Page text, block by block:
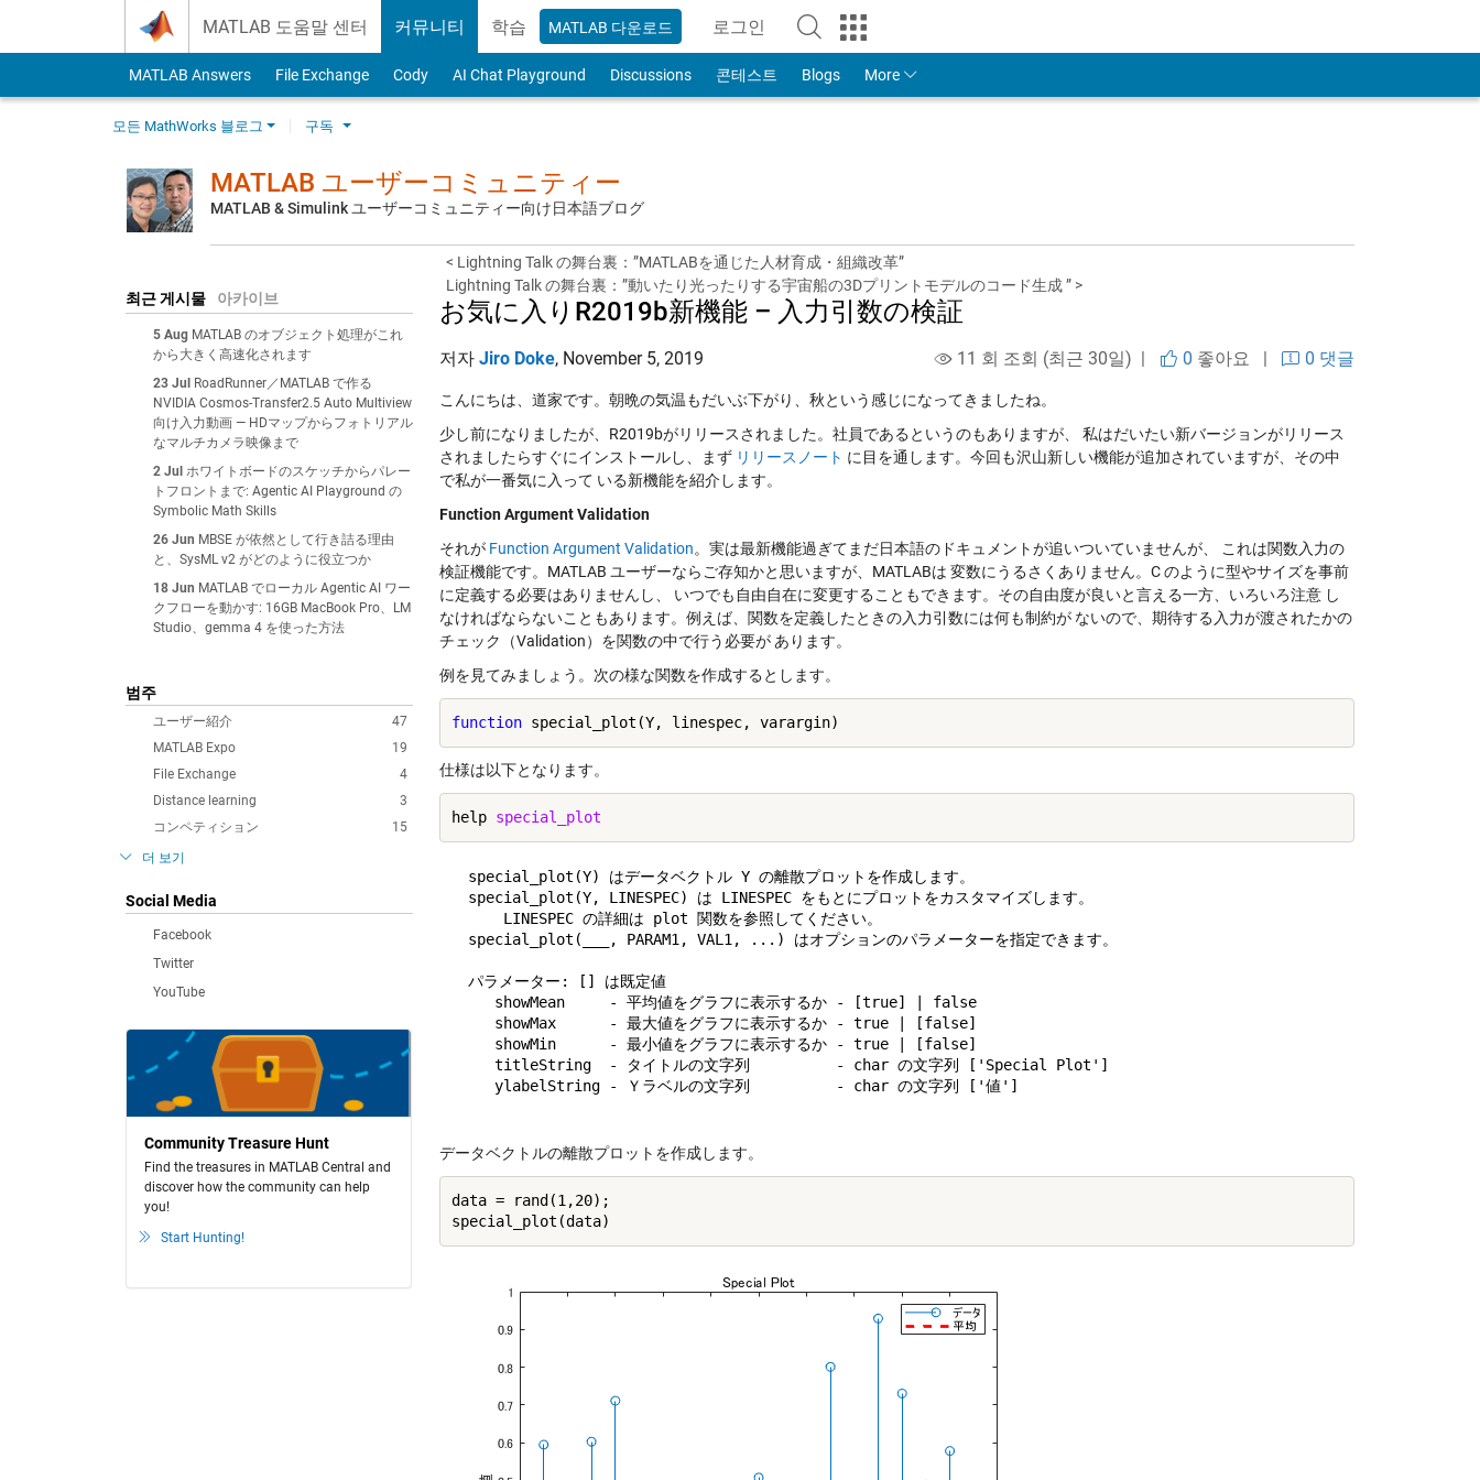
MATLAB 도움말 센터 커뮤니티 학습 MATLAB 다운로드 로그인
to Your MathWorks Account
MATLAB Answers File Exchange Cody AI Chat Playground Discussions 콘테스트 Blogs More
모든 MathWorks 블로그 구독
MATLAB ユーザーコミュニティー
MATLAB & Simulink ユーザーコミュニティー向け日本語ブログ
최근 게시물 아카이브
5 Aug MATLAB のオブジェクト処理がこれ
から大きく高速化されます
23 Jul
RoadRunner／MATLAB で作る
NVIDIA Cosmos-Transfer2.5 Auto Multiview
向け入力動画 — HDマップからフォトリアル
なマルチカメラ映像まで
2 Jul ホワイトボードのスケッチからパレー
トフロントまで: Agentic AI Playground の
Symbolic Math Skills
26 Jun MBSE が依然として行き詰る理由
と、SysML v2 がどのように役立つか
18 Jun MATLAB でローカル Agentic AI ワー
クフローを動かす: 16GB MacBook Pro、LM
Studio、gemma 4 を使った方法
범주
47
ユーザー紹介
19
MATLAB Expo
4
File Exchange
3
Distance learning
15
コンペティション
더 보기
Social Media
Facebook
Twitter
YouTube
Community Treasure Hunt
Find the treasures in MATLAB Central and
discover how the community can help
you!
Start Hunting!
< Lightning Talk の舞台裏：”MATLABを通じた人材育成・組織改革”
Lightning Talk の舞台裏：”動いたり光ったりする宇宙船の3Dプリントモデルのコード生成 ” >
お気に入りR2019b新機能 – 入力引数の検証
저자 Jiro Doke, November 5, 2019 11 회 조회 (최근 30일) | 0 좋아요 | 0 댓글
こんにちは、道家です。朝晩の気温もだいぶ下がり、秋という感じになってきましたね。
少し前になりましたが、R2019bがリリースされました。社員であるというのもありますが、 私はだいたい新バージョンがリリース
されましたらすぐにインストールし、まず リリースノート に目を通します。今回も沢山新しい機能が追加されていますが、その中
で私が一番気に入って いる新機能を紹介します。
Function Argument Validation
それが Function Argument Validation。実は最新機能過ぎてまだ日本語のドキュメントが追いついていませんが、 これは関数入力の
検証機能です。MATLAB ユーザーならご存知かと思いますが、MATLABは 変数にうるさくありません。C のように型やサイズを事前
に定義する必要はありませんし、 いつでも自由自在に変更することもできます。その自由度が良いと言える一方、いろいろ注意 し
なければならないこともあります。例えば、関数を定義したときの入力引数には何も制約が ないので、期待する入力が渡されたかの
チェック（Validation）を関数の中で行う必要が あります。
例を見てみましょう。次の様な関数を作成するとします。
function
仕様は以下となります。
help special_plot
  special_plot(Y) はデータベクトル Y の離散プロットを作成します。
  special_plot(Y, LINESPEC) は LINESPEC をもとにプロットをカスタマイズします。
      LINESPEC の詳細は plot 関数を参照してください。
  special_plot(___, PARAM1, VAL1, ...) はオプションのパラメーターを指定できます。
  パラメーター: [] は既定値
     showMean     - 平均値をグラフに表示するか - [true] | false
     showMax      - 最大値をグラフに表示するか - true | [false]
     showMin      - 最小値をグラフに表示するか - true | [false]
     titleString  - タイトルの文字列　　　　　 - char の文字列 ['Special Plot']
     ylabelString - Ｙラベルの文字列　　　　　 - char の文字列 ['値']
データベクトルの離散プロットを作成します。
data = rand(1,20);